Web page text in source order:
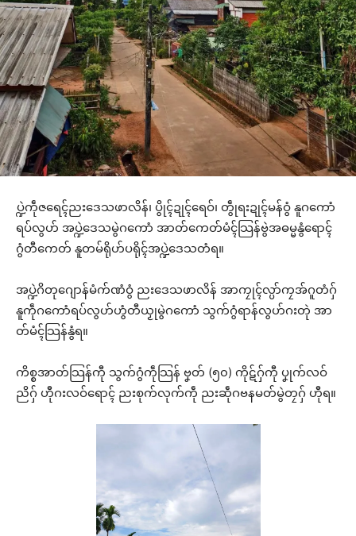
ပ္ဍဲကဵုဇရေၚ်ညးဒေသဖာလိန်၊ ပွိုၚ်ဍုၚ်ရေဝ်၊ တွဵုရးဍုၚ်မန်ဝွံ နူဂကောံ
ရပ်လွဟ် အပ္ဍဲဒေသမွဲဂကောံ အာတ်ကေတ်မံၚ်သြန်ဗွဲအဓမ္မနွံရောၚ်
ဂွံတီကေတ် နူတမ်ရိုဟ်ပရိုၚ်အပ္ဍဲဒေသတံရ။
အပ္ဍဲဂိတုဂျောန်မံက်ဏံဝွံ ညးဒေသဖာလိန် အာကၠုၚ်လ္ပာ်ကၠအ်ဂူတံဂှ်
နူကဵုဂကောံရပ်လွဟ်ဟွံတီယၟုမွဲဂကောံ သွက်ဂွံရာန်လွဟ်ဂးတုဲ အာ
တ်မံၚ်သြန်နွံရ။
ကိစ္စအာတ်သြန်ကီု သွက်ဂွံကဵုသြန် ဗၞတ် (၅၀) ကိုဋ်ဂှ်ကီု ပၞုက်လဝ်
ညိဂှ် ဟီုဂးလဝ်ရောၚ် ညးစုက်လုက်ကဵု ညးဆဵုဂဗနမတ်မွဲတၠဂှ် ဟီုရ။